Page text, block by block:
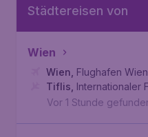
Städtereisen von
Wien
Wien Flughafen
Tiflis Internationaler
Vor 1 Stunde